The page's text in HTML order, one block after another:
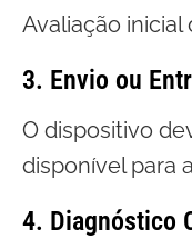
Avaliação inicial
3. Envio ou
O dispositivo
disponível para
4. Diagnóstico